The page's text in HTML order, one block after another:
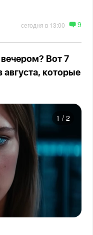
сегодня в 13:00 9
Вот 7
которые
1 / 2